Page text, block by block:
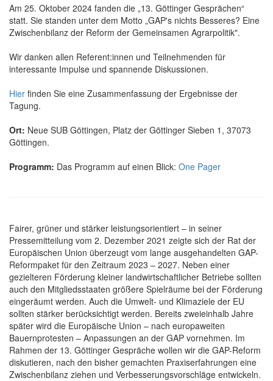
Am 25. Oktober 2024 fanden die „13. Göttinger Gesprächen“
statt. Sie standen unter dem Motto „GAP's nichts Besseres? Eine
Zwischenbilanz der Reform der Gemeinsamen Agrarpolitik".
Wir danken allen Referent:innen und Teilnehmenden für
interessante Impulse und spannende Diskussionen.
Hier finden Sie eine Zusammenfassung der Ergebnisse der
Tagung.
Ort: Neue SUB Göttingen, Platz der Göttinger Sieben 1, 37073
Göttingen.
Programm: Das Programm auf einen Blick: One Pager
Fairer, grüner und stärker leistungsorientiert – in seiner
Pressemitteilung vom 2. Dezember 2021 zeigte sich der Rat der
Europäischen Union überzeugt vom lange ausgehandelten GAP-
Reformpaket für den Zeitraum 2023 – 2027. Neben einer
gezielteren Förderung kleiner landwirtschaftlicher Betriebe sollten
auch den Mitgliedsstaaten größere Spielräume bei der Förderung
eingeräumt werden. Auch die Umwelt- und Klimaziele der EU
sollten stärker berücksichtigt werden. Bereits zweieinhalb Jahre
später wird die Europäische Union – nach europaweiten
Bauernprotesten – Anpassungen an der GAP vornehmen. Im
Rahmen der 13. Göttinger Gespräche wollen wir die GAP-Reform
diskutieren, nach den bisher gemachten Praxiserfahrungen eine
Zwischenbilanz ziehen und Verbesserungsvorschläge entwickeln.